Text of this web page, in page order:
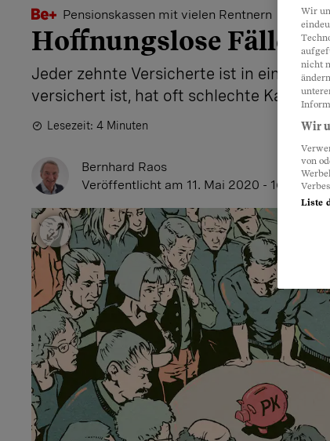
Pensionskassen mit vielen Rentnern
Hoffnungslose Fälle
Jeder zehnte Versicherte ist in einer
versichert ist, hat oft schlechte Karten
Lesezeit: 4 Minuten
Bernhard Raos
Veröffentlicht am 11. Mai 2020 - 16:15 Uhr
Wir
nicht
Wir
von
Liste